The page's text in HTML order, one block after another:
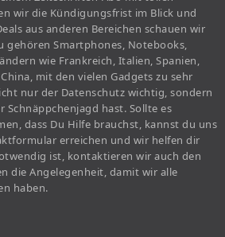
wir die Kündigungsfrist im Blick und
aus anderen Bereichen schauen wir
gehören Smartphones, Notebooks,
wie Frankreich, Italien, Spanien,
mit den vielen Gadgets zu sehr
nur der Datenschutz wichtig, sondern
Schnäppchenjagd hast. Sollte es
dass Du Hilfe brauchst, kannst du uns
erreichen und wir helfen dir
ist, kontaktieren wir auch den
die Angelegenheit, damit wir alle
haben.